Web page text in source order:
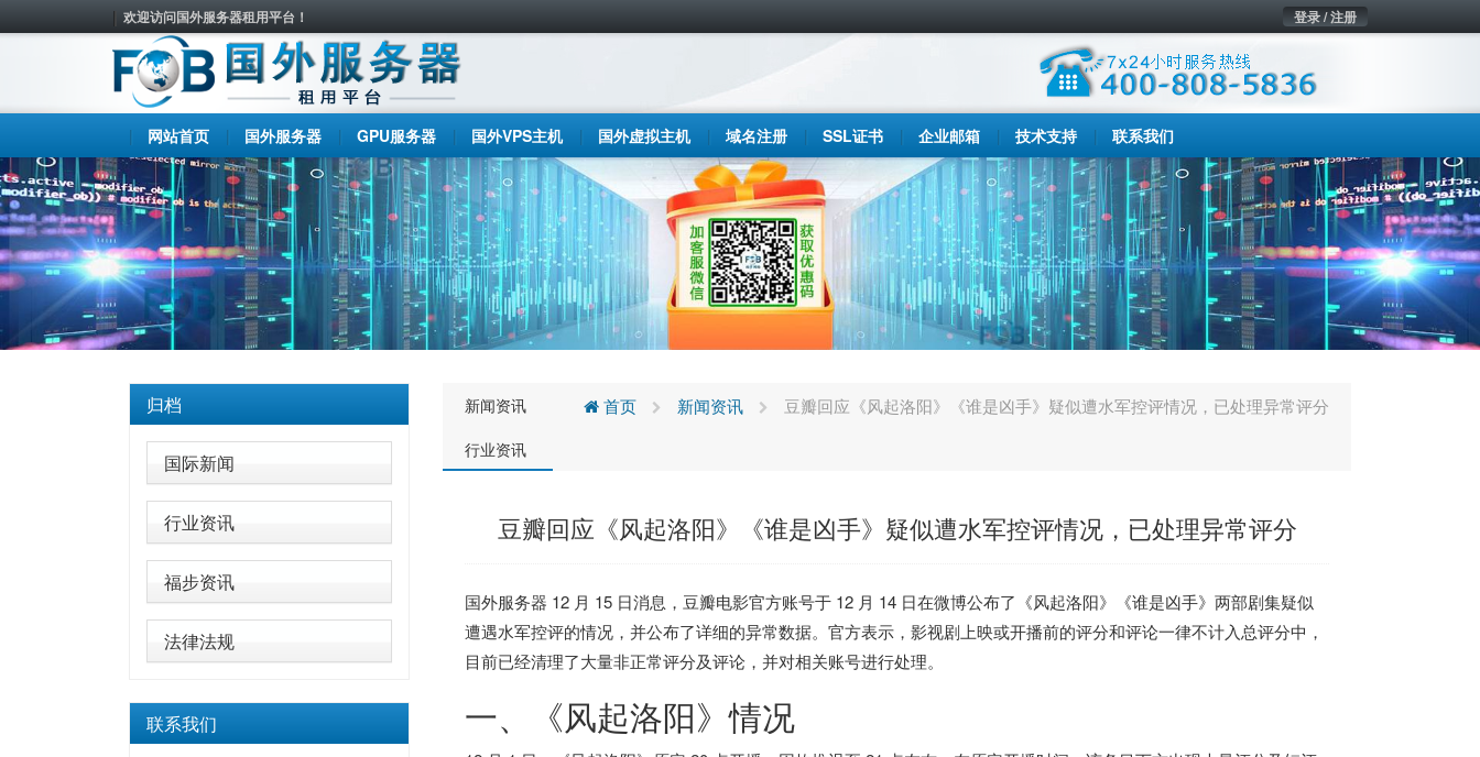
欢迎访问国外服务器租用平台！ 登录 / 注册
网站首页 国外服务器 GPU服务器 国外VPS主机 国外虚拟主机 域名注册 SSL证书 企业邮箱 技术支持 联系我们
归档
国际新闻
行业资讯
福步资讯
法律法规
联系我们
新闻资讯
行业资讯
首页 新闻资讯 豆瓣回应《风起洛阳》《谁是凶手》疑似遭水军控评情况，已处理异常评分
豆瓣回应《风起洛阳》《谁是凶手》疑似遭水军控评情况，已处理异常评分
国外服务器 12 月 15 日消息，豆瓣电影官方账号于 12 月 14 日在微博公布了《风起洛阳》《谁是凶手》两部剧集疑似
遭遇水军控评的情况，并公布了详细的异常数据。官方表示， 影视剧上映或开播前的评分和评论一律不计入总评分中 ，
目前已经清理了大量非正常评分及评论，并对相关账号进行处理。
一、《风起洛阳》情况